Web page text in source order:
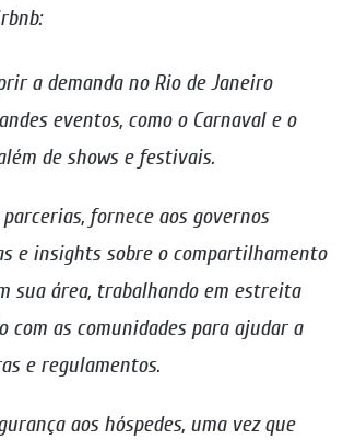
a demanda no Rio de Janeiro
eventos, como o Carnaval e o
de shows e festivais.
fornece aos governos
e insights sobre o compartilhamento
sua área, trabalhando em estreita
com as comunidades para ajudar a
e regulamentos.
aos hóspedes, uma vez que